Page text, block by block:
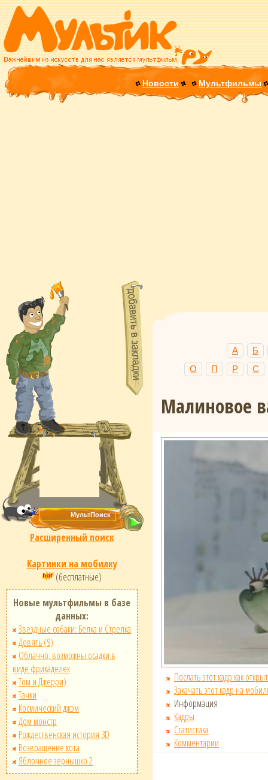
Новости Мультфильмы
Расширенный поиск
Картинки на мобилку
(бесплатные)
Новые мультфильмы в базе
данных:
Звёздные собаки: Белка и Стрелка
Девять (9)
Облачно, возможны осадки в
виде фрикаделек
Том и Джерри)
Тачки
Космический джэм
Дом монстр
Рождественская история 3D
Возвращение кота
Яблочное зернышко 2
А
Б
О
П Р С
Малиновое
Послать этот кадр как
Закачать этот кадр на
Информация
Кадры
Статистика
Комментарии